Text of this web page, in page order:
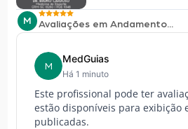
M Avaliações em Andamento...
M
MedGuias
Há 1 minuto
Este profissional pode ter
estão disponíveis para exibição
publicadas.